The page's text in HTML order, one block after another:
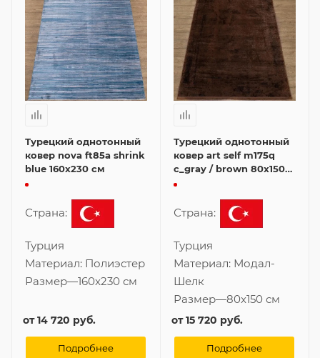
Турецкий однотонный
ковер nova ft85a shrink
blue 160x230 см
Страна:
Турция
Материал: Полиэстер
Размер—160x230 см
от14 720 руб.
Подробнее
Турецкий однотонный
ковер art self m175q
c_gray / brown 80x150
см
Страна:
Турция
Материал: Модал-
Шелк
Размер—80x150 см
от15 720 руб.
Подробнее